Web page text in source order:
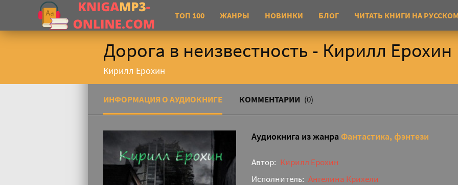
ТОП 100 ЖАНРЫ НОВИНКИ БЛОГ ЧИТАТЬ КНИГИ НА
Дорога в неизвестность - Кирилл Ерохин
Кирилл Ерохин
ИНФОРМАЦИЯ О АУДИОКНИГЕ КОММЕНТАРИИ (0)
Аудиокнига из жанра Фантастика, фэнтези
Автор: Кирилл Ерохин
Исполнитель: Ангелина Крихели